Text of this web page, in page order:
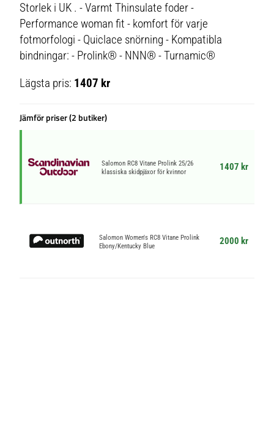
Storlek i UK . - Varmt Thinsulate foder -
Performance woman fit - komfort för varje
fotmorfologi - Quiclace snörning - Kompatibla
bindningar: - Prolink® - NNN® - Turnamic®
Lägsta pris: 1407 kr
Jämför priser (2 butiker)
Salomon RC8 Vitane Prolink 25/26
klassiska skidpjäxor för kvinnor
1407 kr
Salomon Women's RC8 Vitane Prolink
Ebony/Kentucky Blue
2000 kr